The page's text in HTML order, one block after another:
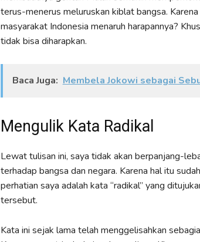
terus-menerus meluruskan kiblat bangsa.
masyarakat Indonesia menaruh harapannya?
tidak bisa diharapkan.
Baca Juga: Membela Jokowi sebagai
Mengulik Kata Radikal
Lewat tulisan ini, saya tidak akan berpanjang-
terhadap bangsa dan negara. Karena hal itu
perhatian saya adalah kata “radikal” yang
tersebut.
Kata ini sejak lama telah menggelisahkan